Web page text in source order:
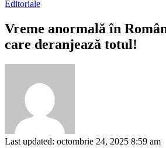
Editoriale
Vreme anormală în
care deranjează totul!
Last updated: octombrie 24, 2025 8:59 am